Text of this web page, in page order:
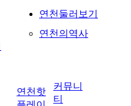
연천둘러보기
연천의역사
연천핫
커뮤니
티